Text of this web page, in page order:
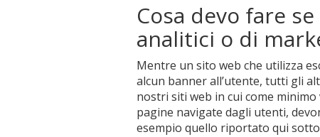
Cosa devo fare
analitici o di
Mentre un sito web che utilizza
alcun banner all’utente, tutti gli
nostri siti web in cui come
pagine navigate dagli utenti,
esempio quello riportato qui